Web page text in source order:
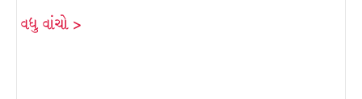
વધુ વાંચો >